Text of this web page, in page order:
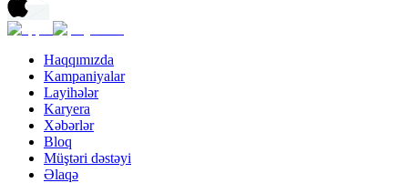
Haqqımızda
Kampaniyalar
Layihələr
Karyera
Xəbərlər
Bloq
Müştəri dəstəyi
Əlaqə